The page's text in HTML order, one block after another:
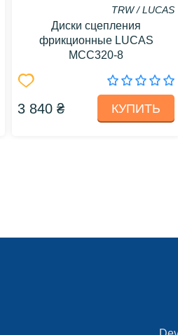
TRW / LUCAS
Диски сцепления
фрикционные LUCAS
MCC320-8
3 840 ₴ КУПИТЬ